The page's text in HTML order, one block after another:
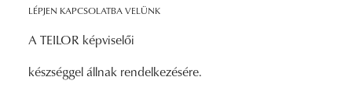
LÉPJEN KAPCSOLATBA VELÜNK
A TEILOR képviselői
készséggel állnak rendelkezésére.